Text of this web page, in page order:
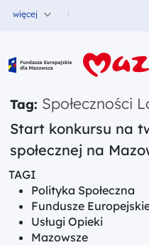
więcej
Fundusze Europejskie dla
Tag: Społeczności
Start konkursu na
społecznej na
TAGI
Polityka Społeczna
Fundusze
Usługi Opieki
Mazowsze